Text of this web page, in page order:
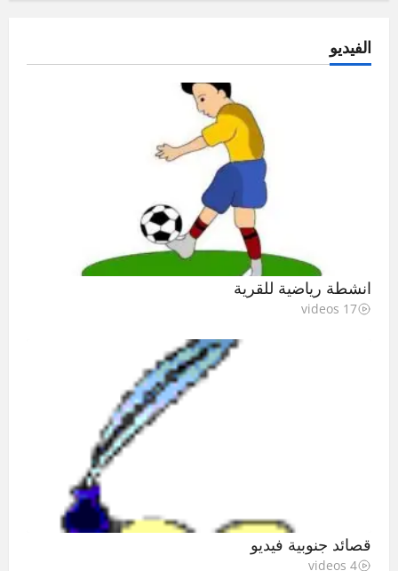
الفيديو
انشطة رياضية للقرية
17 videos
قصائد جنوبية فيديو
4 videos